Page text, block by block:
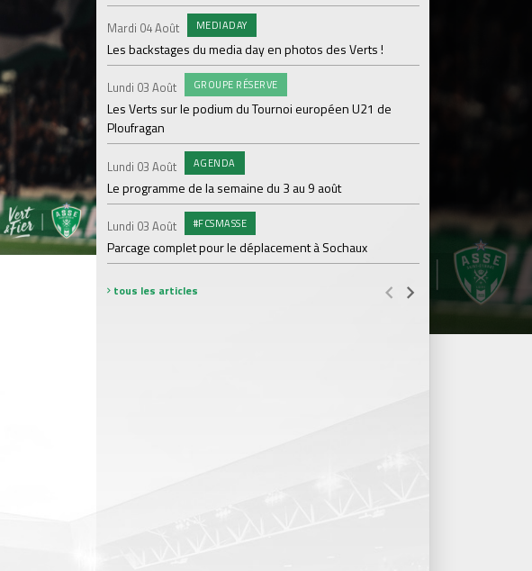
Mardi 04 Août MEDIADAY
Les backstages du media day en photos des Verts !
Lundi 03 Août GROUPE RÉSERVE
Les Verts sur le podium du Tournoi européen U21 de
Ploufragan
Lundi 03 Août AGENDA
Le programme de la semaine du 3 au 9 août
Lundi 03 Août #FCSMASSE
Parcage complet pour le déplacement à Sochaux
Jeudi 30 Juil.
Kapriol renouvelle
tous les articles